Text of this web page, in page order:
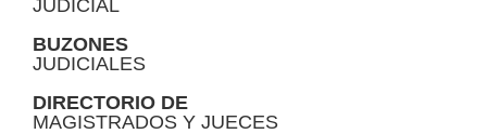
JUDICIAL
BUZONES
JUDICIALES
DIRECTORIO DE
MAGISTRADOS Y JUECES